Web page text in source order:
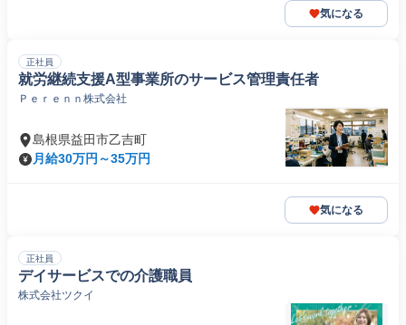
気になる
正社員
就労継続支援A型事業所のサービス管理責任者
Ｐｅｒｅｎｎ株式会社
島根県益田市乙吉町
月給30万円～35万円
気になる
正社員
デイサービスでの介護職員
株式会社ツクイ